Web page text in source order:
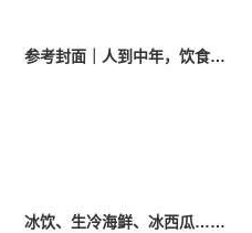
参考封面｜人到中年，饮食该如何调整？
冰饮、生冷海鲜、冰西瓜……泉州人夏季“标配”饮食极易引发胃肠炎